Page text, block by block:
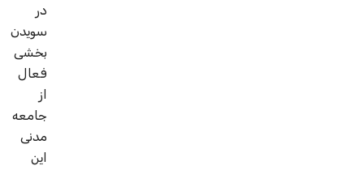
در
سویدن
بخشی
فعال
از
جامعه
مدنی
این